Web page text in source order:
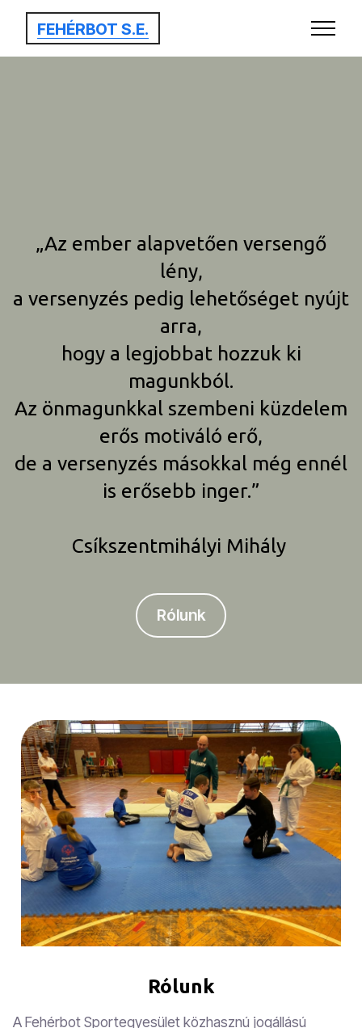
FEHÉRBOT S.E.
„Az ember alapvetően versengő
lény,
a versenyzés pedig lehetőséget nyújt
arra,
hogy a legjobbat hozzuk ki
magunkból.
Az önmagunkkal szembeni küzdelem
erős motiváló erő,
de a versenyzés másokkal még ennél
is erősebb inger.”
Csíkszentmihályi Mihály
Rólunk
Rólunk
A Fehérbot Sportegyesület közhasznú jogállású